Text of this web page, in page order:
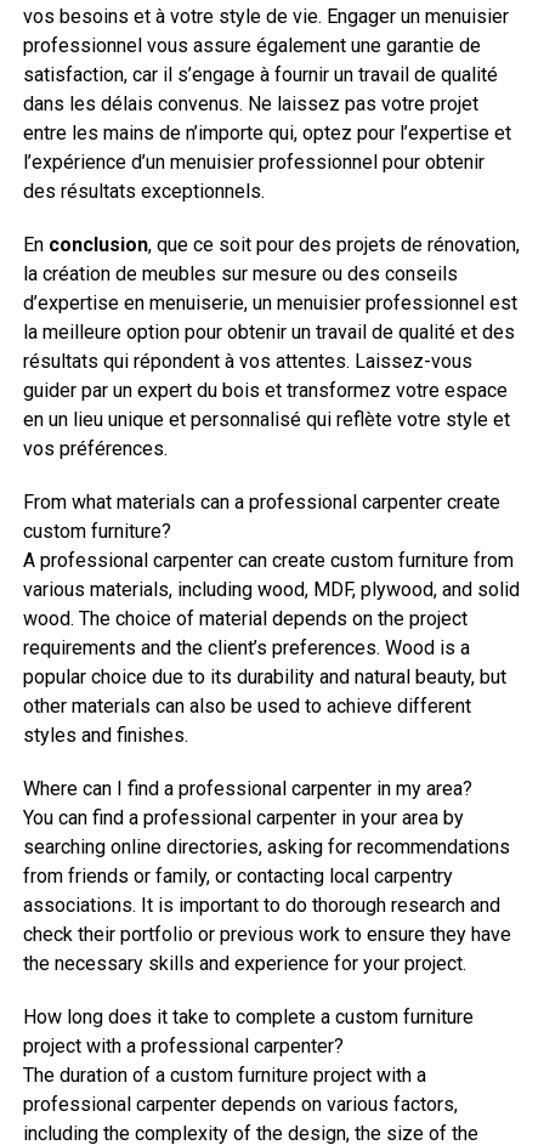
vos besoins et à votre style de vie. Engager un menuisier
professionnel vous assure également une garantie de
satisfaction, car il s’engage à fournir un travail de qualité
dans les délais convenus. Ne laissez pas votre projet
entre les mains de n’importe qui, optez pour l’expertise et
l’expérience d’un menuisier professionnel pour obtenir
des résultats exceptionnels.
En conclusion, que ce soit pour des projets de rénovation,
la création de meubles sur mesure ou des conseils
d’expertise en menuiserie, un menuisier professionnel est
la meilleure option pour obtenir un travail de qualité et des
résultats qui répondent à vos attentes. Laissez-vous
guider par un expert du bois et transformez votre espace
en un lieu unique et personnalisé qui reflète votre style et
vos préférences.
From what materials can a professional carpenter create
custom furniture?
A professional carpenter can create custom furniture from
various materials, including wood, MDF, plywood, and solid
wood. The choice of material depends on the project
requirements and the client’s preferences. Wood is a
popular choice due to its durability and natural beauty, but
other materials can also be used to achieve different
styles and finishes.
Where can I find a professional carpenter in my area?
You can find a professional carpenter in your area by
searching online directories, asking for recommendations
from friends or family, or contacting local carpentry
associations. It is important to do thorough research and
check their portfolio or previous work to ensure they have
the necessary skills and experience for your project.
How long does it take to complete a custom furniture
project with a professional carpenter?
The duration of a custom furniture project with a
professional carpenter depends on various factors,
including the complexity of the design, the size of the